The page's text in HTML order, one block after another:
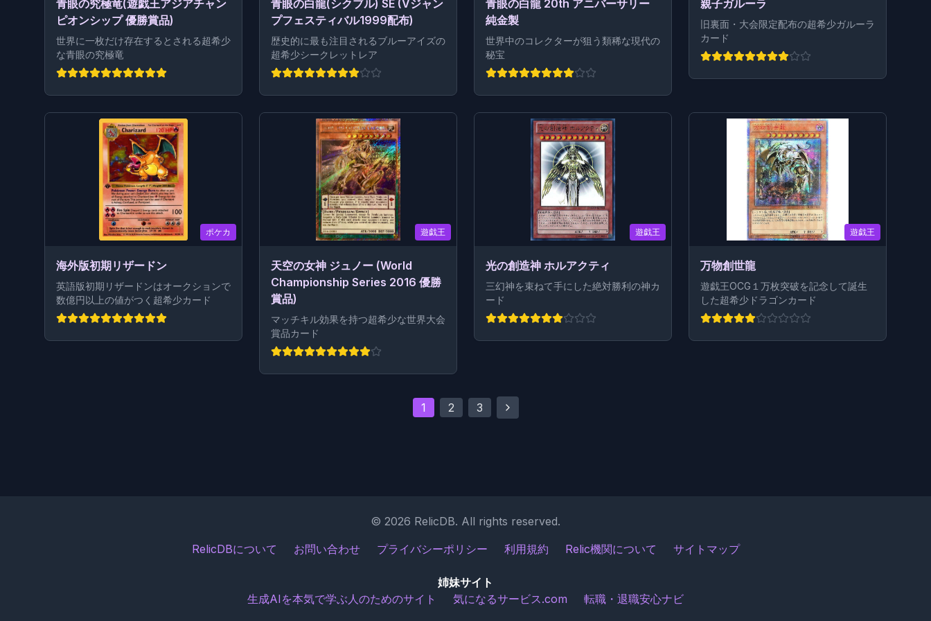
青眼の究極竜(遊戯王アジアチャン
ピオンシップ 優勝賞品)
世界に一枚だけ存在するとされる超希少
な青眼の究極竜
青眼の白龍(シクブル) SE (Vジャン
プフェスティバル1999配布)
歴史的に最も注目されるブルーアイズの
超希少シークレットレア
青眼の白龍 20th アニバーサリー
純金製
世界中のコレクターが狙う類稀な現代の
秘宝
親子ガルーラ
旧裏面・大会限定配布の超希少ガルーラ
カード
ポケカ
海外版初期リザードン
英語版初期リザードンはオークションで
数億円以上の値がつく超希少カード
遊戯王
天空の女神 ジュノー (World
Championship Series 2016 優勝
賞品)
マッチキル効果を持つ超希少な世界大会
賞品カード
遊戯王
光の創造神 ホルアクティ
三幻神を束ねて手にした絶対勝利の神カ
ード
遊戯王
万物創世龍
遊戯王OCG１万枚突破を記念して誕生
した超希少ドラゴンカード
1 2 3
© 2026 RelicDB. All rights reserved.
RelicDBについて
お問い合わせ プライバシーポリシー 利用規約 Relic機関について サイトマップ
姉妹サイト
生成AIを本気で学ぶ人のためのサイト
気になるサービス.com 転職・退職安心ナビ